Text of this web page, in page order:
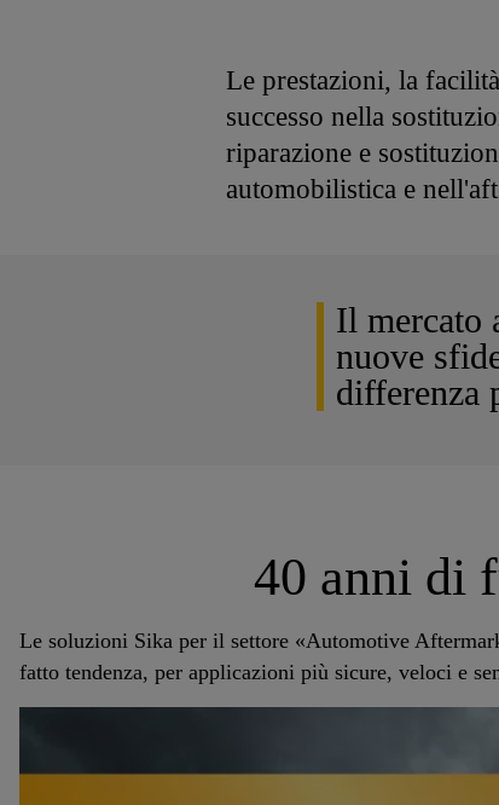
Le prestazioni, la
successo nella
riparazione e
automobilistica e
Il mercato
nuove
differenza
40 anni di
Le soluzioni Sika per il settore «Automotive
fatto tendenza, per applicazioni più sicure, veloci e